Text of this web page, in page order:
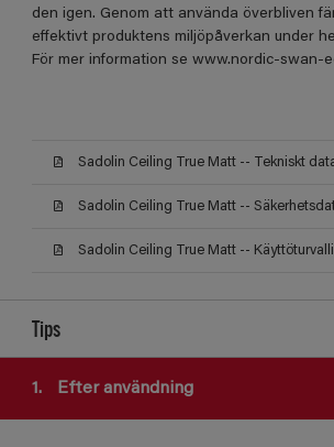
den igen. Genom att använda överbliven
effektivt produktens miljöpåverkan under
För mer information se www.nordic-swan-
Sadolin Ceiling True Matt -- Tekniskt
Sadolin Ceiling True Matt --
Sadolin Ceiling True Matt --
Tips
1. Efter användning